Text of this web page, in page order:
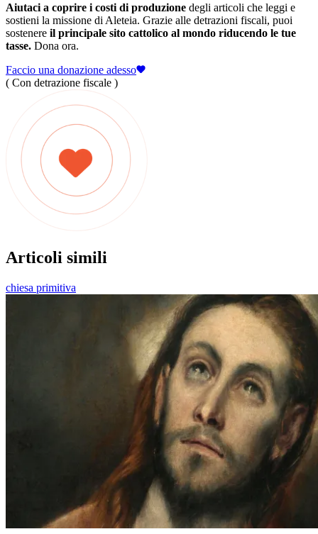
Aiutaci a coprire i costi di produzione degli articoli che leggi e
sostieni la missione di Aleteia. Grazie alle detrazioni fiscali, puoi
sostenere il principale sito cattolico al mondo riducendo le tue
tasse. Dona ora.
Faccio una donazione adesso
( Con detrazione fiscale )
Articoli simili
chiesa primitiva